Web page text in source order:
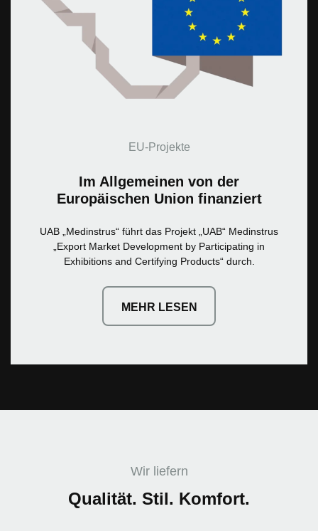
EU-Projekte
Im Allgemeinen von der
Europäischen Union finanziert
UAB „Medinstrus“ führt das Projekt „UAB“ Medinstrus
„Export Market Development by Participating in
Exhibitions and Certifying Products“ durch.
MEHR LESEN
Wir liefern
Qualität. Stil. Komfort.